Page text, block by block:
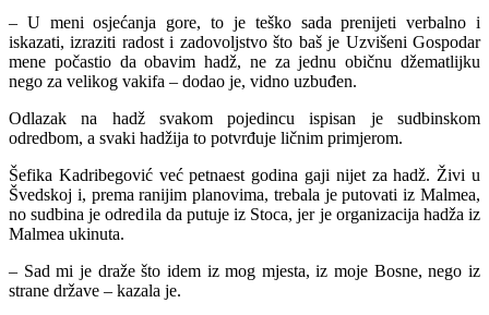
– U meni osjećanja gore, to je teško sada prenijeti verbalno i
iskazati, izraziti radost i zadovoljstvo što baš je Uzvišeni Gospodar
mene počastio da obavim hadž, ne za jednu običnu džematlijku
nego za velikog vakifa – dodao je, vidno uzbuđen.
Odlazak na hadž svakom pojedincu ispisan je sudbinskom
odredbom, a svaki hadžija to potvrđuje ličnim primjerom.
Šefika Kadribegović već petnaest godina gaji nijet za hadž. Živi u
Švedskoj i, prema ranijim planovima, trebala je putovati iz Malmea,
no sudbina je odredila da putuje iz Stoca, jer je organizacija hadža iz
Malmea ukinuta.
– Sad mi je draže što idem iz mog mjesta, iz moje Bosne, nego iz
strane države – kazala je.